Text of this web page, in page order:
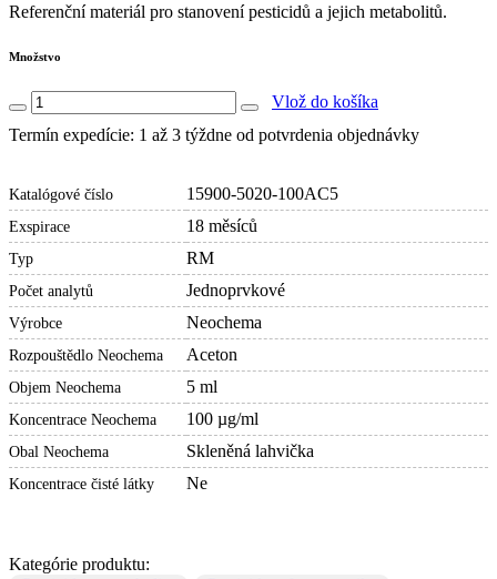
Referenční materiál pro stanovení pesticidů a jejich metabolitů.
Množstvo
Vlož do košíka
Termín expedície: 1 až 3 týždne od potvrdenia objednávky
Katalógové číslo 15900-5020-100AC5
Exspirace 18 měsíců
Typ RM
Počet analytů Jednoprvkové
Výrobce Neochema
Rozpouštědlo Neochema Aceton
Objem Neochema 5 ml
Koncentrace Neochema 100 µg/ml
Obal Neochema Skleněná lahvička
Koncentrace čisté látky Ne
Kategórie produktu: